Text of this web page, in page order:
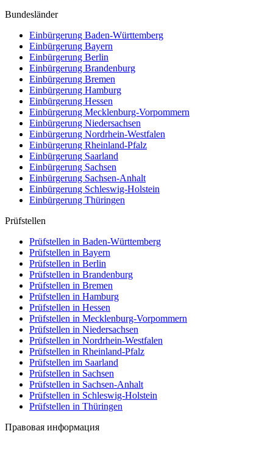
Bundesländer
Einbürgerung Baden-Württemberg
Einbürgerung Bayern
Einbürgerung Berlin
Einbürgerung Brandenburg
Einbürgerung Bremen
Einbürgerung Hamburg
Einbürgerung Hessen
Einbürgerung Mecklenburg-Vorpommern
Einbürgerung Niedersachsen
Einbürgerung Nordrhein-Westfalen
Einbürgerung Rheinland-Pfalz
Einbürgerung Saarland
Einbürgerung Sachsen
Einbürgerung Sachsen-Anhalt
Einbürgerung Schleswig-Holstein
Einbürgerung Thüringen
Prüfstellen
Prüfstellen in Baden-Württemberg
Prüfstellen in Bayern
Prüfstellen in Berlin
Prüfstellen in Brandenburg
Prüfstellen in Bremen
Prüfstellen in Hamburg
Prüfstellen in Hessen
Prüfstellen in Mecklenburg-Vorpommern
Prüfstellen in Niedersachsen
Prüfstellen in Nordrhein-Westfalen
Prüfstellen in Rheinland-Pfalz
Prüfstellen im Saarland
Prüfstellen in Sachsen
Prüfstellen in Sachsen-Anhalt
Prüfstellen in Schleswig-Holstein
Prüfstellen in Thüringen
Правовая информация